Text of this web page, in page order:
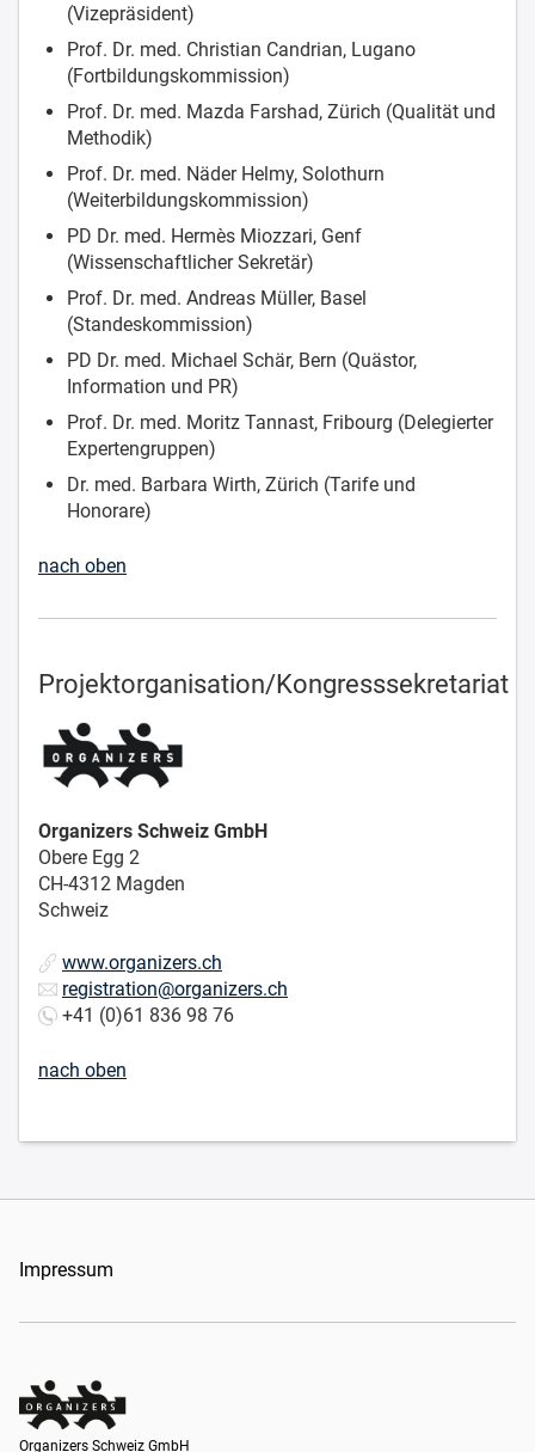
(Vizepräsident)
Prof. Dr. med. Christian Candrian, Lugano
(Fortbildungskommission)
Prof. Dr. med. Mazda Farshad, Zürich (Qualität und
Methodik)
Prof. Dr. med. Näder Helmy, Solothurn
(Weiterbildungskommission)
PD Dr. med. Hermès Miozzari, Genf
(Wissenschaftlicher Sekretär)
Prof. Dr. med. Andreas Müller, Basel
(Standeskommission)
PD Dr. med. Michael Schär, Bern (Quästor,
Information und PR)
Prof. Dr. med. Moritz Tannast, Fribourg (Delegierter
Expertengruppen)
Dr. med. Barbara Wirth, Zürich (Tarife und
Honorare)
nach oben
Projektorganisation/Kongresssekretariat
Organizers Schweiz GmbH
Obere Egg 2
CH-4312 Magden
Schweiz
www.organizers.ch
registration@organizers.ch
+41 (0)61 836 98 76
nach oben
Impressum
Organizers Schweiz GmbH
Organizers Schweiz GmbH